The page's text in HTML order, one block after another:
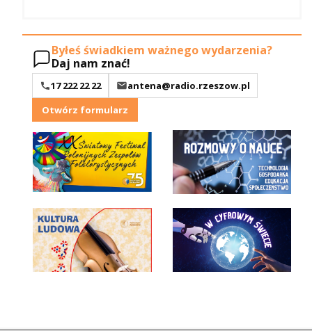
Byłeś świadkiem ważnego wydarzenia?
Daj nam znać!
17 222 22 22
antena@radio.rzeszow.pl
Otwórz formularz